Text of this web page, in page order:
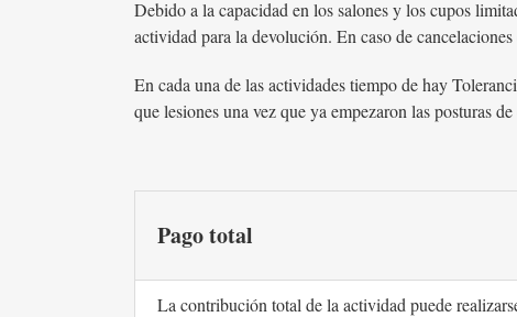
Debido a la capacidad en los salones y los cupos
actividad para la devolución. En caso de
En cada una de las actividades tiempo de hay
que lesiones una vez que ya empezaron las posturas
Pago total
La contribución total de la actividad puede